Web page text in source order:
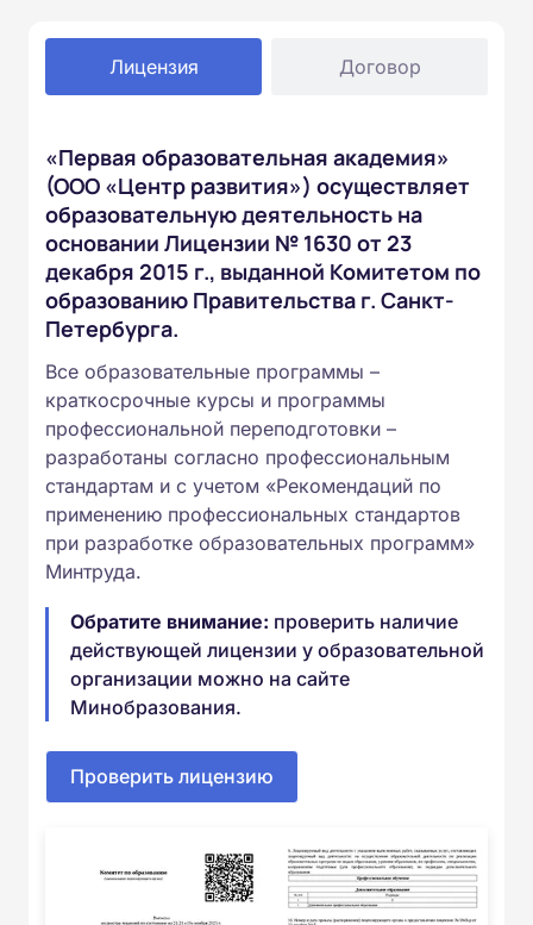
Лицензия Договор
«Первая образовательная академия»
(ООО «Центр развития») осуществляет
образовательную деятельность на
основании Лицензии № 1630 от 23
декабря 2015 г., выданной Комитетом по
образованию Правительства г. Санкт-
Петербурга.
Все образовательные программы –
краткосрочные курсы и программы
профессиональной переподготовки –
разработаны согласно профессиональным
стандартам и с учетом «Рекомендаций по
применению профессиональных стандартов
при разработке образовательных программ»
Минтруда.
Обратите внимание: проверить наличие
действующей лицензии у образовательной
организации можно на сайте
Минобразования.
Проверить лицензию